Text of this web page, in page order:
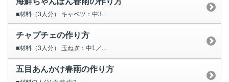
■材料（3人分） キャベツ：中3...
チャプチェの作り方
■材料（3人分） 玉ねぎ：中1／...
五目あんかけ春雨の作り方